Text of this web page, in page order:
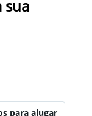
sua
para alugar